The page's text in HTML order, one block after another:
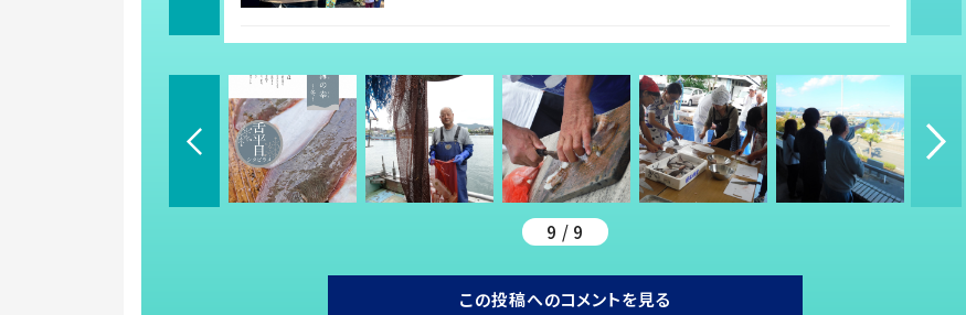
9 / 9
この投稿へのコメントを見る